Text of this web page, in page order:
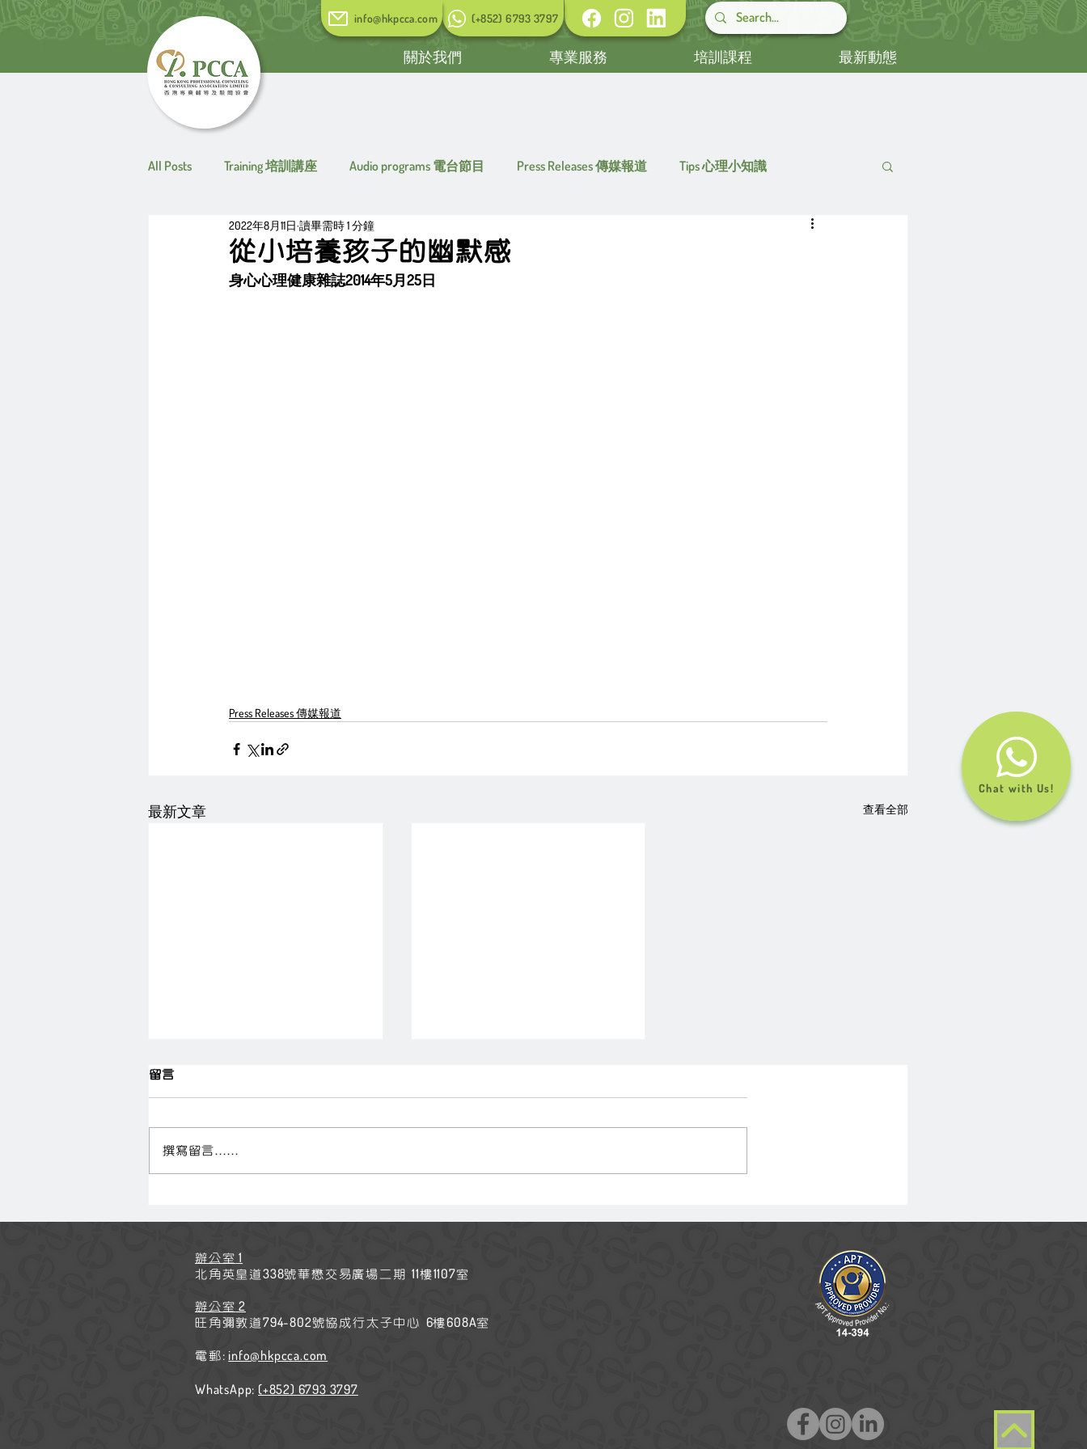
(+852) 6793 3797
info@hkpcca.com
關於我們 專業服務 培訓課程 最新動態
Chat with Us!
All Posts Training 培訓講座 Audio programs 電台節目 Press Releases 傳媒報道 Tips 心理小知識
從小培養孩子的幽默感
2022年8月11日 讀畢需時 1 分鐘
身心心理健康雜誌2014年5月25日
Press Releases 傳媒報道
最新文章 查看全部
留言
撰寫留言......
辦公室 1
北角英皇道338號華懋交易廣場二期11樓1107室
辦公室 2
旺角彌敦道794-802號協成行太子中心 6樓608A室
電郵:info@hkpcca.com
WhatsApp: (+852) 6793 3797